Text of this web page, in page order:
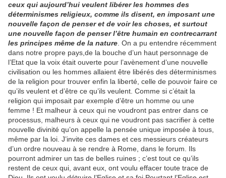
ceux qui aujourd’hui veulent libérer les hommes des
déterminismes religieux, comme ils disent, en imposant une
nouvelle façon de penser et de voir les choses, et surtout
une nouvelle façon de penser l’être humain en contrecarrant
les principes même de la nature . On a pu entendre récemment
dans notre propre pays,de la bouche d’un haut personnage de
l’Etat que la voix était ouverte pour l’avènement d’une nouvelle
civilisation ou les hommes allaient être libérés des déterminismes
de la religion pour trouver enfin la liberté, celle de pouvoir faire ce
qu’ils veulent et d’être ce qu’ils veulent. Comme si c’était la
religion qui imposait par exemple d’être un homme ou une
femme ! Et malheur à ceux qui ne voudront pas entrer dans ce
processus, malheurs à ceux qui ne voudront pas sacrifier à cette
nouvelle divinité qu’on appelle la pensée unique imposée à tous,
même par la loi. J’invite ces dames et ces messieurs créateurs
d’un ordre nouveau à se rendre à Rome, dans le forum. Ils
pourront admirer un tas de belles ruines ; c’est tout ce qu’ils
restent de ceux qui, avant eux, ont voulu effacer toute trace de